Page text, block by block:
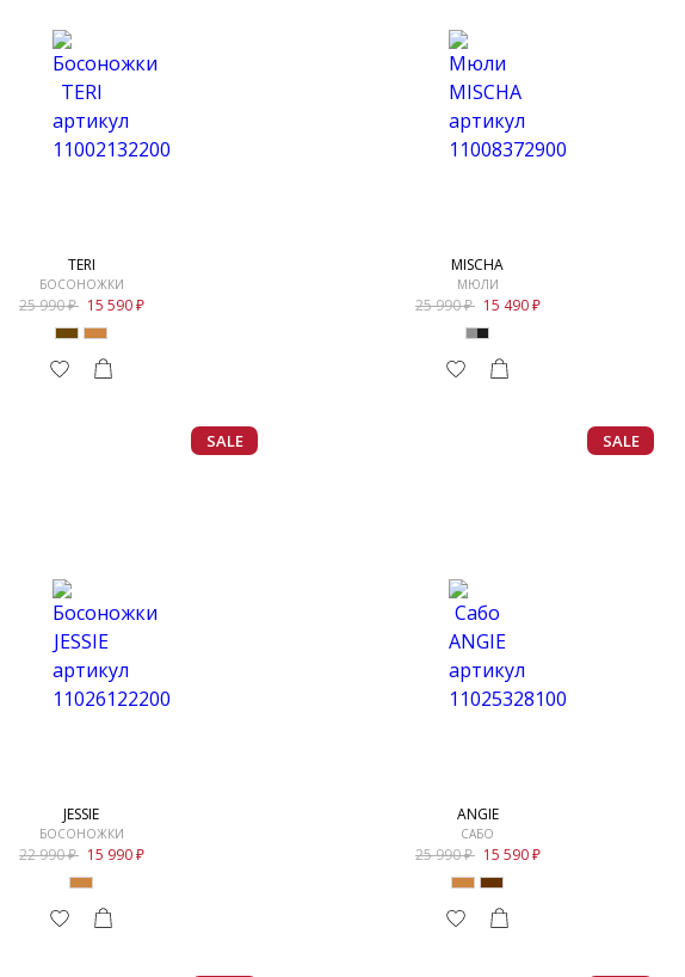
TERI
БОСОНОЖКИ
25 990 15 590
MISCHA
МЮЛИ
25 990 15 490
SALE
JESSIE
БОСОНОЖКИ
22 990 15 990
SALE
ANGIE
САБО
25 990 15 590